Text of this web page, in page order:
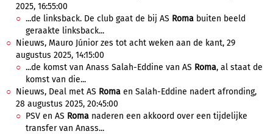
2025, 16:55:00
...de linksback. De club gaat de bij AS Roma buiten beeld
geraakte linksback...
Nieuws, Mauro Júnior zes tot acht weken aan de kant, 29
augustus 2025, 14:15:00
...de komst van Anass Salah-Eddine van AS Roma, al staat de
komst van die...
Nieuws, Deal met AS Roma en Salah-Eddine nadert afronding,
28 augustus 2025, 20:45:00
PSV en AS Roma naderen een akkoord over een tijdelijke
transfer van Anass...